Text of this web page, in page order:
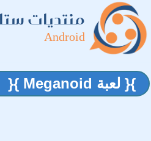
منتديات
Android
}{ لعبة Meganoid }{